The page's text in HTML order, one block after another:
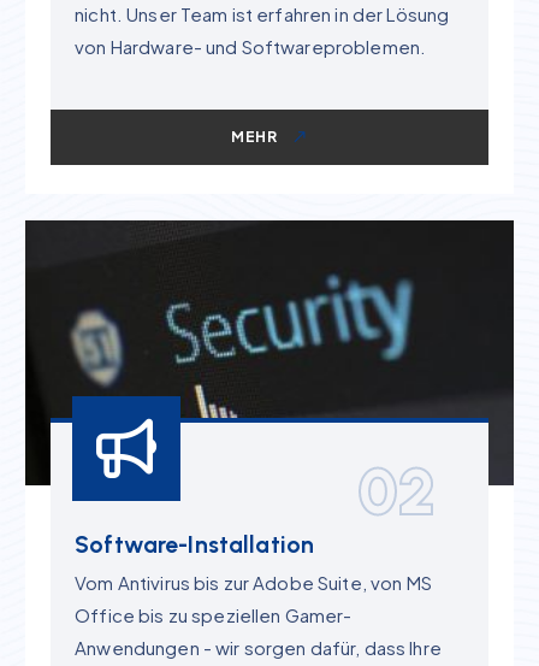
nicht. Unser Team ist erfahren in der Lösung
von Hardware- und Softwareproblemen.
MEHR
02
Software-Installation
Vom Antivirus bis zur Adobe Suite, von MS
Office bis zu speziellen Gamer-
Anwendungen - wir sorgen dafür, dass Ihre